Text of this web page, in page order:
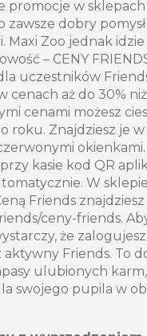
promocje w
zawsze dobry
Maxi Zoo jednak
– CENY
uczestników
cenach aż do 30%
cenami możesz
roku. Znajdziesz je
okienkami.
kasie kod QR
W
Friends znajdziesz
ceny-friends.
że
Friends. To
ulubionych
swojego pupila w